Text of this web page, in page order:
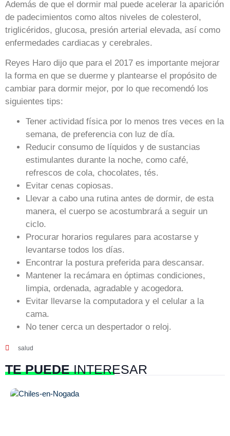
Además de que el dormir mal puede acelerar la aparición
de padecimientos como altos niveles de colesterol,
triglicéridos, glucosa, presión arterial elevada, así como
enfermedades cardiacas y cerebrales.
Reyes Haro dijo que para el 2017 es importante mejorar
la forma en que se duerme y plantearse el propósito de
cambiar para dormir mejor, por lo que recomendó los
siguientes tips:
Tener actividad física por lo menos tres veces en la
semana, de preferencia con luz de día.
Reducir consumo de líquidos y de sustancias
estimulantes durante la noche, como café,
refrescos de cola, chocolates, tés.
Evitar cenas copiosas.
Llevar a cabo una rutina antes de dormir, de esta
manera, el cuerpo se acostumbrará a seguir un
ciclo.
Procurar horarios regulares para acostarse y
levantarse todos los días.
Encontrar la postura preferida para descansar.
Mantener la recámara en óptimas condiciones,
limpia, ordenada, agradable y acogedora.
Evitar llevarse la computadora y el celular a la
cama.
No tener cerca un despertador o reloj.
salud
TE PUEDEINTERESAR